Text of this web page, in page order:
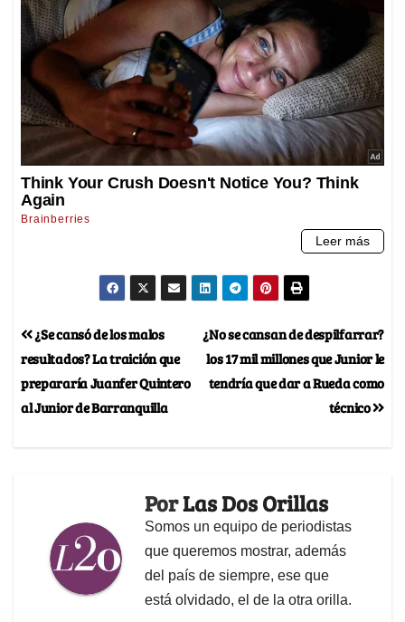
¿No se cansan de despilfarrar?
los 17 mil millones que Junior le
tendría que dar a Rueda como
técnico
¿Se cansó de los malos
resultados? La traición que
prepararía Juanfer Quintero
al Junior de Barranquilla
PorLas Dos Orillas
Somos un equipo de periodistas
que queremos mostrar, además
del país de siempre, ese que
está olvidado, el de la otra orilla.